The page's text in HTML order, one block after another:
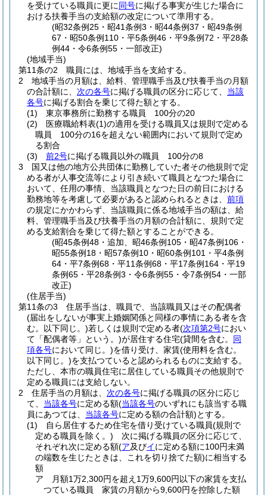
を受けている職員に更に同号に掲げる事実が生じた場合に
おける扶養手当の支給額の改定について準用する。
(昭32条例25・昭41条例3・昭44条例37・昭49条例
67・昭50条例110・平5条例46・平9条例72・平28条
例44・令6条例55・一部改正)
(地域手当)
第11条の2
職員には、地域手当を支給する。
2
地域手当の月額は、給料、管理職手当及び扶養手当の月額
の合計額に、 次の各号に掲げる職員の区分に応じて、 当該
各号に掲げる割合を乗じて得た額とする。
(1)
東京事務所に勤務する職員 100分の20
(2)
医療職給料表(1)の適用を受ける職員又は規則で定める
職員 100分の16を超えない範囲内において規則で定め
る割合
(3)
前2号に掲げる職員以外の職員 100分の8
3
国又は他の地方公共団体に勤務していた者その他規則で定
める者が人事交流等により引き続いて職員となつた場合に
おいて、任用の事情、当該職員となつた日の前日における
勤務地等を考慮して必要があると認められるときは、 前項
の規定にかかわらず、当該職員に係る地域手当の額は、給
料、管理職手当及び扶養手当の月額の合計額に、規則で定
める支給割合を乗じて得た額とすることができる。
(昭45条例48・追加、昭46条例105・昭47条例106・
昭55条例18・昭57条例10・昭60条例101・平4条例
64・平7条例68・平11条例68・平17条例164・平19
条例65・平28条例3・令6条例55・令7条例54・一部
改正)
(住居手当)
第11条の3
住居手当は、職員で、当該職員又はその配偶者
(届出をしないが事実上婚姻関係と同様の事情にある者を含
む。以下同じ。)若しくは規則で定める者(次項第2号におい
て「配偶者等」という。)が居住する住宅(貸間を含む。 同
項各号において同じ。)を借り受け、家賃(使用料を含む。
以下同じ。)を支払つていると認められるものに支給する。
ただし、本市の職員住宅に居住している職員その他規則で
定める職員には支給しない。
2
住居手当の月額は、 次の各号に掲げる職員の区分に応じ
て、 当該各号に定める額(当該各号のいずれにも該当する職
員にあつては、 当該各号に定める額の合計額)とする。
(1)
自ら居住するため住宅を借り受けている職員(規則で
定める職員を除く。) 次に掲げる職員の区分に応じて、
それぞれ次に定める額(ア及びイに定める額に100円未満
の端数を生じたときは、これを切り捨てた額)に相当する
額
ア
月額1万2,300円を超え1万9,600円以下の家賃を支払
つている職員 家賃の月額から9,600円を控除した額